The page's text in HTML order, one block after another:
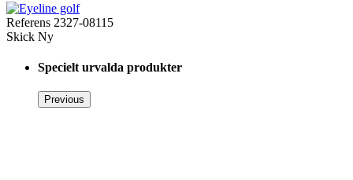
Referens 2327-08115
Skick Ny
Specielt urvalda produkter
Previous